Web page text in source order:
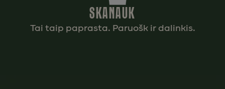
SKANAUK
Tai taip paprasta. Paruošk ir dalinkis.